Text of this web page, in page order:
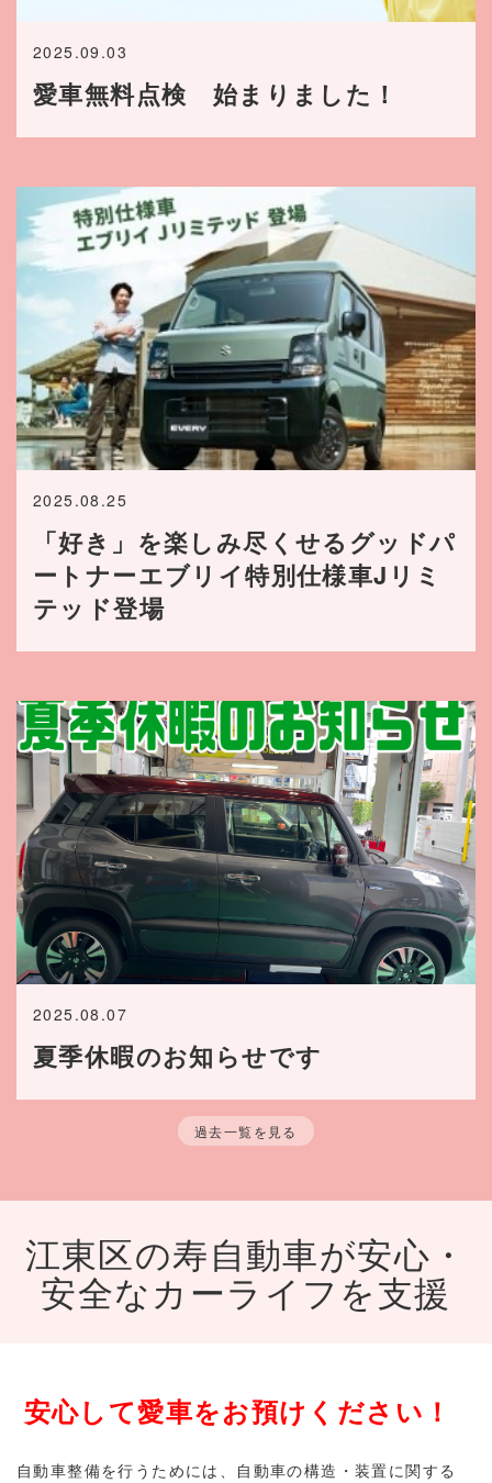
愛車無料点検 始まりました！
2025.09.03
「好き」を楽しみ尽くせるグッドパ
ートナーエブリイ特別仕様車Jリミ
テッド登場
2025.08.25
夏季休暇のお知らせです
2025.08.07
過去一覧を見る
江東区の寿自動車が安心・
安全なカーライフを支援
安心して愛車をお預けください！
自動車整備を行うためには、自動車の構造・装置に関する